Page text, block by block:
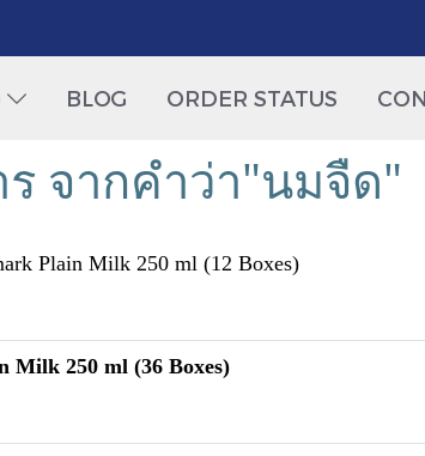
BLOG ORDER STATUS
จากคำว่า"นมจืด"
Plain Milk 250 ml (12 Boxes)
250 ml (36 Boxes)